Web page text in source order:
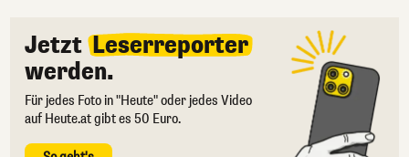
Jetzt Leserreporter
werden.
Für jedes Foto in "Heute" oder jedes Video
auf Heute.at gibt es 50 Euro.